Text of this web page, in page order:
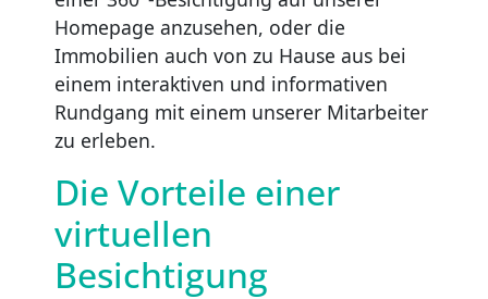
Homepage anzusehen, oder die
Immobilien auch von zu Hause aus bei
einem interaktiven und informativen
Rundgang mit einem unserer Mitarbeiter
zu erleben.
Die Vorteile einer
virtuellen
Besichtigung